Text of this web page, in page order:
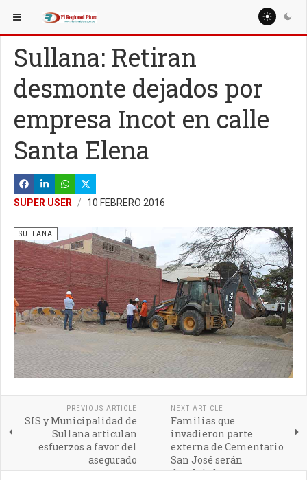
ESTÁ AQUÍ: LOCALES
Sullana: Retiran
desmonte dejados por
empresa Incot en calle
Santa Elena
SUPER USER 10 FEBRERO 2016
SULLANA
PREVIOUS ARTICLE
SIS y Municipalidad de
Sullana articulan
esfuerzos a favor del
asegurado
NEXT ARTICLE
Familias que
invadieron parte
externa de Cementario
San José serán
desalojadas